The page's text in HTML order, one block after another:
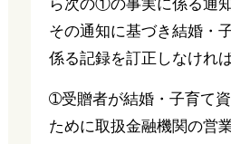
ら次の①の事実に係る通
その通知に基づき結婚・
係る記録を訂正しなけれ
➀受贈者が結婚・子育て
ために取扱金融機関の営